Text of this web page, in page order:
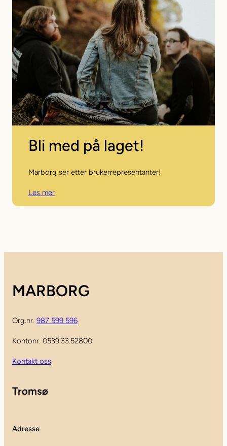
Bli med på laget!
Marborg ser etter brukerrepresentanter!
Les mer
MARBORG
Org.nr. 987 599 596
Kontonr. 0539.33.52800
Kontakt oss
Tromsø
Adresse